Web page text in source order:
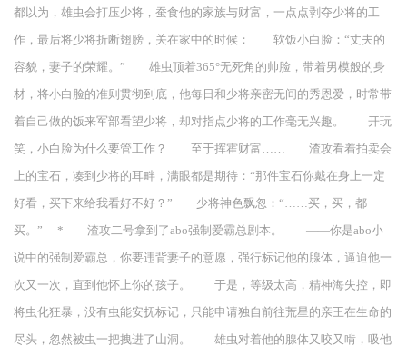
都以为，雄虫会打压少将，蚕食他的家族与财富，一点点剥夺少将的工
作，最后将少将折断翅膀，关在家中的时候： 软饭小白脸：“丈夫的
容貌，妻子的荣耀。” 雄虫顶着365°无死角的帅脸，带着男模般的身
材，将小白脸的准则贯彻到底，他每日和少将亲密无间的秀恩爱，时常带
着自己做的饭来军部看望少将，却对指点少将的工作毫无兴趣。 开玩
笑，小白脸为什么要管工作？ 至于挥霍财富…… 渣攻看着拍卖会
上的宝石，凑到少将的耳畔，满眼都是期待：“那件宝石你戴在身上一定
好看，买下来给我看好不好？” 少将神色飘忽：“……买，买，都
买。” * 渣攻二号拿到了abo强制爱霸总剧本。 ——你是abo小
说中的强制爱霸总，你要违背妻子的意愿，强行标记他的腺体，逼迫他一
次又一次，直到他怀上你的孩子。 于是，等级太高，精神海失控，即
将虫化狂暴，没有虫能安抚标记，只能申请独自前往荒星的亲王在生命的
尽头，忽然被虫一把拽进了山洞。 雄虫对着他的腺体又咬又啃，吸他